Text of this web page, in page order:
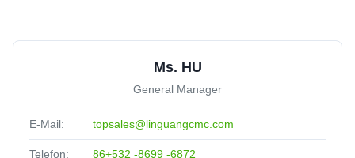
Ms. HU
General Manager
E-Mail: topsales@linguangcmc.com
Telefon: 86+532 -8699 -6872